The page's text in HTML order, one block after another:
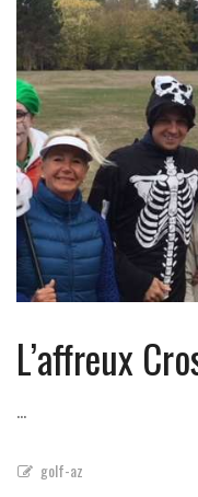
L’affreux
...
golf-az